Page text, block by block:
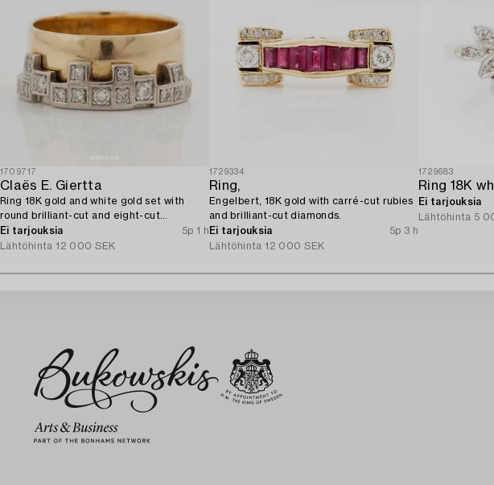
1709717
Claës E. Giertta
Ring 18K gold and white gold set with
round brilliant-cut and eight-cut
diamonds.
Ei tarjouksia
5p 1 h
Lähtöhinta 12 000 SEK
1729334
Ring,
Engelbert, 18K gold with carré-cut rubies
and brilliant-cut diamonds.
Ei tarjouksia
5p 3 h
Lähtöhinta 12 000 SEK
1729683
Ei tarjouksia
Lähtöhinta 5